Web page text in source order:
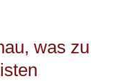
was zu